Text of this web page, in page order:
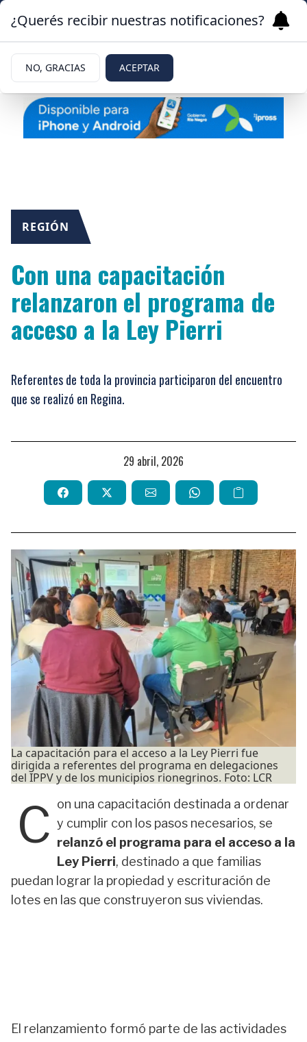
REGIÓN
Con una capacitación
relanzaron el programa de
acceso a la Ley Pierri
Referentes de toda la provincia participaron del encuentro
que se realizó en Regina.
29 abril, 2026
La capacitación para el acceso a la Ley Pierri fue
dirigida a referentes del programa en delegaciones
del IPPV y de los municipios rionegrinos. Foto: LCR
C on una capacitación destinada a ordenar
y cumplir con los pasos necesarios, se
relanzó el programa para el acceso a la
Ley Pierri, destinado a que familias
puedan lograr la propiedad y escrituración de
lotes en las que construyeron sus viviendas.
El relanzamiento formó parte de las actividades
¿Querés recibir nuestras notificaciones?
NO, GRACIAS ACEPTAR